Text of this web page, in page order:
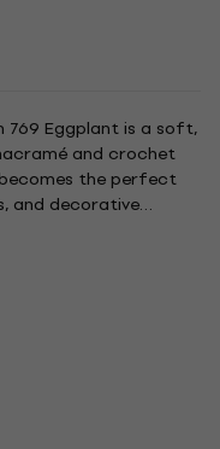
769 Eggplant is a soft,
and crochet
the perfect
and decorative
bold, elegant
for easy care,